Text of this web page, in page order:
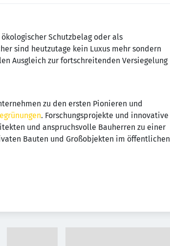
Schutzbelag oder als
sind heutzutage kein Luxus mehr sondern
Ausgleich zur fortschreitenden Versiegelung
zu den ersten Pionieren und
. Forschungsprojekte und innovative
und anspruchsvolle Bauherren zu einer
Bauten und Großobjekten im öffentlichen